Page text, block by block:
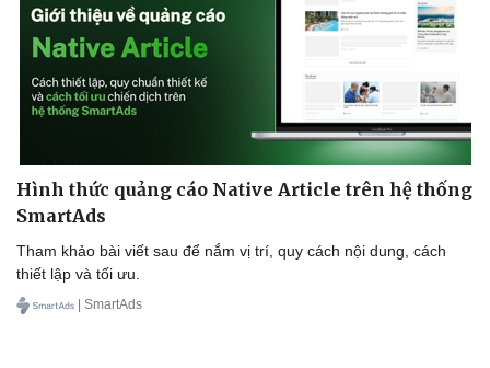
Thể thao
Bóng đá
Thế giới thể thao
eSports
Ô tô - Xe máy
Hình thức quảng cáo Native Article trên hệ thống
SmartAds
Tham khảo bài viết sau để nắm vị trí, quy cách nội dung, cách
thiết lập và tối ưu.
| SmartAds